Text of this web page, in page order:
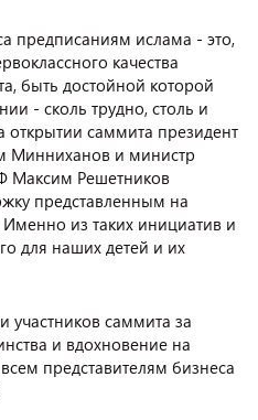
предписаниям ислама - это,
качества
быть достойной которой
- сколь трудно, столь и
открытии саммита президент
Минниханов и министр
Максим Решетников
представленным на
из таких инициатив и
для наших детей и их
участников саммита за
и вдохновение на
представителям бизнеса